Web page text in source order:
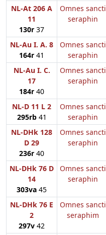
NL-At 206 A
11
130r 37
Omnes sancti
seraphin
NL-Au I. A. 8
164r 41
Omnes sancti
seraphin
NL-Au I. C.
17
184r 40
Omnes sancti
seraphin
NL-D 11 L 2
295rb41
Omnes sancti
seraphin
NL-DHk 128
D 29
236r 40
Omnes sancti
seraphin
NL-DHk 76 D
14
303va 45
Omnes sancti
seraphin
NL-DHk 76 E
2
297v 42
Omnes sancti
seraphim